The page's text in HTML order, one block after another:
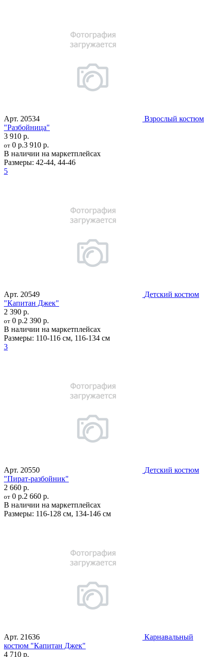
Арт. 20534
Взрослый костюм
"Разбойница"
3 910 р.
от 0 р.3 910 р.
В наличии на маркетплейсах
Размеры: 42-44, 44-46
5
Арт. 20549
Детский костюм
"Капитан Джек"
2 390 р.
от 0 р.2 390 р.
В наличии на маркетплейсах
Размеры: 110-116 см, 116-134 см
3
Арт. 20550
Детский костюм
"Пират-разбойник"
2 660 р.
от 0 р.2 660 р.
В наличии на маркетплейсах
Размеры: 116-128 см, 134-146 см
Арт. 21636
Карнавальный
костюм "Капитан Джек"
4 710 р.